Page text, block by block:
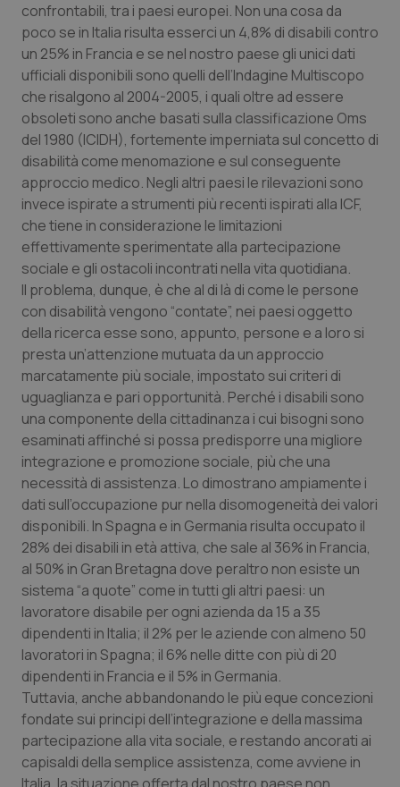
Piemonte
Provincia Autonoma di Bolzano
Provincia Autonoma di Trento
Puglia
Sardegna
Sicilia
Toscana
Umbria
Valle D’Aosta
Veneto
HIV
Infezioni & Febbre
Ipertensione & Scompenso
Malattie rare
Malattia di Crohn & Rettocolite Ulcerosa
Neuroscienze & patologie neurodegenerative
Obesità
Oftalmologia
Oncodermatologia
Oncoematologia
Oncologia & Nutrizione
Psoriasi & pelle
Quotidiano Cardiologia
Quotidiano Chirurgia
Quotidiano Oncologia
Quotidiano Pediatria
Rene & patologie urogenitali
confrontabili, tra i paesi europei. Non una cosa da
poco se in Italia risulta esserci un 4,8% di disabili contro
un 25% in Francia e se nel nostro paese gli unici dati
ufficiali disponibili sono quelli dell’Indagine Multiscopo
che risalgono al 2004-2005, i quali oltre ad essere
obsoleti sono anche basati sulla classificazione Oms
del 1980 (ICIDH), fortemente imperniata sul concetto di
disabilità come menomazione e sul conseguente
approccio medico. Negli altri paesi le rilevazioni sono
invece ispirate a strumenti più recenti ispirati alla ICF,
che tiene in considerazione le limitazioni
effettivamente sperimentate alla partecipazione
sociale e gli ostacoli incontrati nella vita quotidiana.
Il problema, dunque, è che al di là di come le persone
con disabilità vengono “contate”, nei paesi oggetto
della ricerca esse sono, appunto, persone e a loro si
presta un’attenzione mutuata da un approccio
marcatamente più sociale, impostato sui criteri di
uguaglianza e pari opportunità. Perché i disabili sono
una componente della cittadinanza i cui bisogni sono
esaminati affinché si possa predisporre una migliore
integrazione e promozione sociale, più che una
necessità di assistenza. Lo dimostrano ampiamente i
dati sull’occupazione pur nella disomogeneità dei valori
disponibili. In Spagna e in Germania risulta occupato il
28% dei disabili in età attiva, che sale al 36% in Francia,
al 50% in Gran Bretagna dove peraltro non esiste un
sistema “a quote” come in tutti gli altri paesi: un
lavoratore disabile per ogni azienda da 15 a 35
dipendenti in Italia; il 2% per le aziende con almeno 50
lavoratori in Spagna; il 6% nelle ditte con più di 20
dipendenti in Francia e il 5% in Germania.
Tuttavia, anche abbandonando le più eque concezioni
fondate sui principi dell’integrazione e della massima
partecipazione alla vita sociale, e restando ancorati ai
capisaldi della semplice assistenza, come avviene in